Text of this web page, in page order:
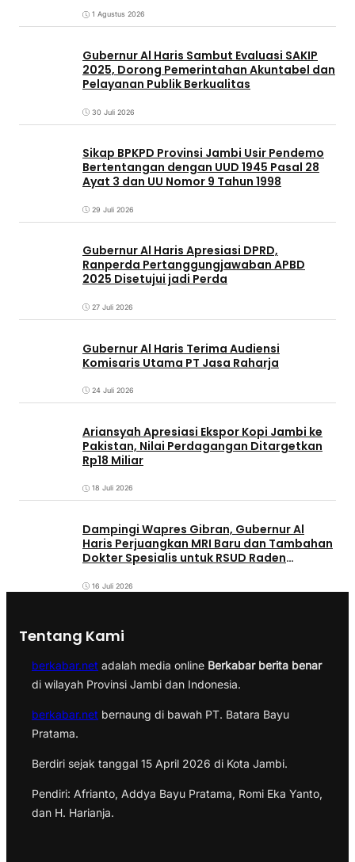
1 Agustus 2026
Gubernur Al Haris Sambut Evaluasi SAKIP
2025, Dorong Pemerintahan Akuntabel dan
Pelayanan Publik Berkualitas
30 Juli 2026
Sikap BPKPD Provinsi Jambi Usir Pendemo
Bertentangan dengan UUD 1945 Pasal 28
Ayat 3 dan UU Nomor 9 Tahun 1998
29 Juli 2026
Gubernur Al Haris Apresiasi DPRD,
Ranperda Pertanggungjawaban APBD
2025 Disetujui jadi Perda
27 Juli 2026
Gubernur Al Haris Terima Audiensi
Komisaris Utama PT Jasa Raharja
24 Juli 2026
Ariansyah Apresiasi Ekspor Kopi Jambi ke
Pakistan, Nilai Perdagangan Ditargetkan
Rp18 Miliar
18 Juli 2026
Dampingi Wapres Gibran, Gubernur Al
Haris Perjuangkan MRI Baru dan Tambahan
Dokter Spesialis untuk RSUD Raden
16 Juli 2026
Tentang Kami
berkabar.net adalah media online Berkabar berita benar
di wilayah Provinsi Jambi dan Indonesia.
berkabar.net bernaung di bawah PT. Batara Bayu
Pratama.
Berdiri sejak tanggal 15 April 2026 di Kota Jambi.
Pendiri: Afrianto, Addya Bayu Pratama, Romi Eka Yanto,
dan H. Harianja.